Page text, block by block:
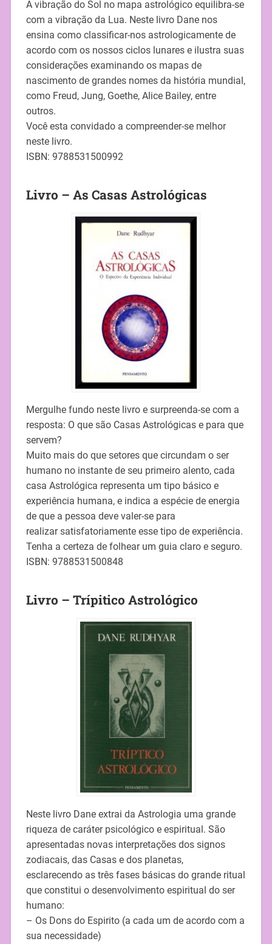
A vibração do Sol no mapa astrológico equilibra-se
com a vibração da Lua. Neste livro Dane nos
ensina como classificar-nos astrologicamente de
acordo com os nossos ciclos lunares e ilustra suas
considerações examinando os mapas de
nascimento de grandes nomes da história mundial,
como Freud, Jung, Goethe, Alice Bailey, entre
outros.
Você esta convidado a compreender-se melhor
neste livro.
ISBN: 9788531500992
Livro – As Casas Astrológicas
Mergulhe fundo neste livro e surpreenda-se com a
resposta: O que são Casas Astrológicas e para que
servem?
Muito mais do que setores que circundam o ser
humano no instante de seu primeiro alento, cada
casa Astrológica representa um tipo básico e
experiência humana, e indica a espécie de energia
de que a pessoa deve valer-se para
realizar satisfatoriamente esse tipo de experiência.
Tenha a certeza de folhear um guia claro e seguro.
ISBN: 9788531500848
Livro – Trípitico Astrológico
Neste livro Dane extrai da Astrologia uma grande
riqueza de caráter psicológico e espiritual. São
apresentadas novas interpretações dos signos
zodiacais, das Casas e dos planetas,
esclarecendo as três fases básicas do grande ritual
que constitui o desenvolvimento espiritual do ser
humano:
– Os Dons do Espirito (a cada um de acordo com a
sua necessidade)